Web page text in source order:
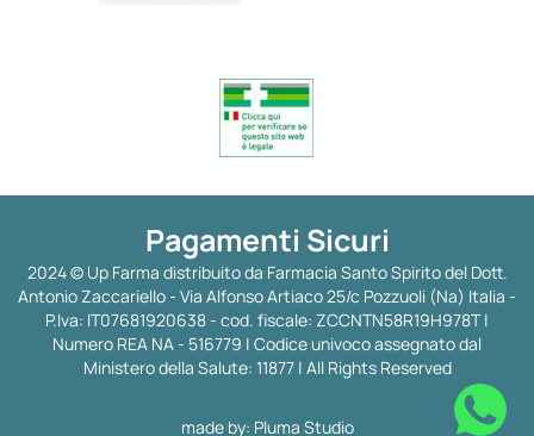
Pagamenti Sicuri
2024 © Up Farma distribuito da Farmacia Santo Spirito del Dott.
Antonio Zaccariello - Via Alfonso Artiaco 25/c Pozzuoli (Na) Italia -
P.Iva: IT07681920638 - cod. fiscale: ZCCNTN58R19H978T |
Numero REA NA - 516779 | Codice univoco assegnato dal
Ministero della Salute: 11877 | All Rights Reserved
made by: Pluma Studio